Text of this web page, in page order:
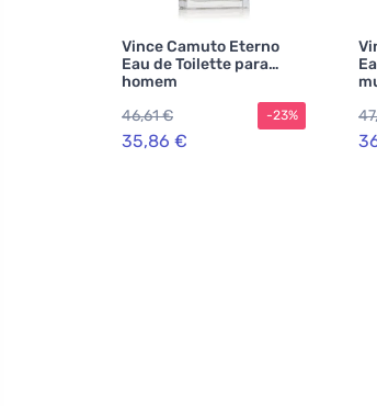
Vince Camuto Eterno
Eau de Toilette para
homem
46,61 €
35,86 €
-23%